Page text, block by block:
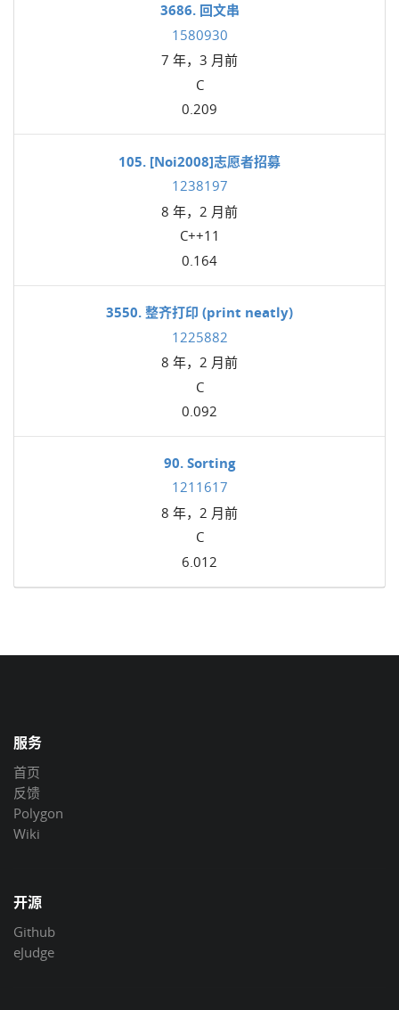
3686. 回文串
1580930
7 年，3 月前
C
0.209
105. [Noi2008]志愿者招募
1238197
8 年，2 月前
C++11
0.164
3550. 整齐打印 (print neatly)
1225882
8 年，2 月前
C
0.092
90. Sorting
1211617
8 年，2 月前
C
6.012
服务
首页
反馈
Polygon
Wiki
开源
Github
eJudge